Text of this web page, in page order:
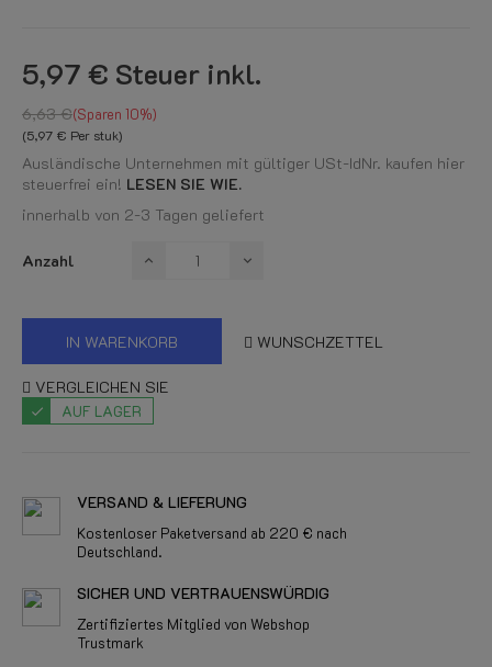
5,97 € Steuer inkl.
6,63 € Sparen 10%
(5,97 € Per stuk)
Ausländische Unternehmen mit gültiger USt-IdNr. kaufen hier
steuerfrei ein! LESEN SIE WIE.
innerhalb von 2-3 Tagen geliefert
Anzahl
IN WARENKORB WUNSCHZETTEL
VERGLEICHEN SIE
AUF LAGER
VERSAND & LIEFERUNG
Kostenloser Paketversand ab 220 € nach
Deutschland.
SICHER UND VERTRAUENSWÜRDIG
Zertifiziertes Mitglied von Webshop
Trustmark